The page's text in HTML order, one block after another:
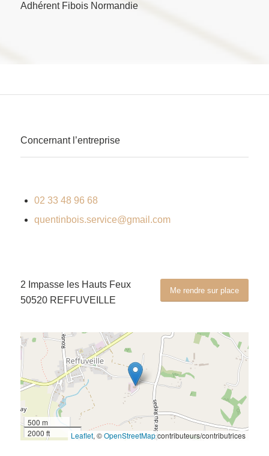
Adhérent Fibois Normandie
Concernant l’entreprise
02 33 48 96 68
quentinbois.service@gmail.com
Me rendre sur place
2 Impasse les Hauts Feux
50520 REFFUVEILLE
500 m
2000 ft
Leaflet, ©OpenStreetMapcontributeurs/contributrices